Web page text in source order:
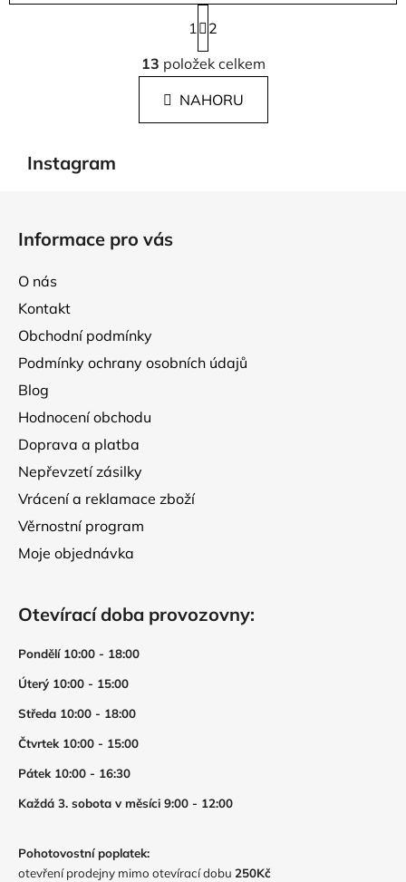
O
v
á
d
i
S
t
r
á
n
k
1
2
13 položek celkem
NAHORU
Instagram
Informace pro vás
O nás
Kontakt
Obchodní podmínky
Podmínky ochrany osobních údajů
Blog
Hodnocení obchodu
Doprava a platba
Nepřevzetí zásilky
Vrácení a reklamace zboží
Věrnostní program
Moje objednávka
Otevírací doba provozovny:
Pondělí 10:00 - 18:00
Úterý 10:00 - 15:00
Středa 10:00 - 18:00
Čtvrtek 10:00 - 15:00
Pátek 10:00 - 16:30
Každá 3. sobota v měsíci 9:00 - 12:00
Pohotovostní poplatek:
otevření prodejny mimo otevírací dobu 250Kč